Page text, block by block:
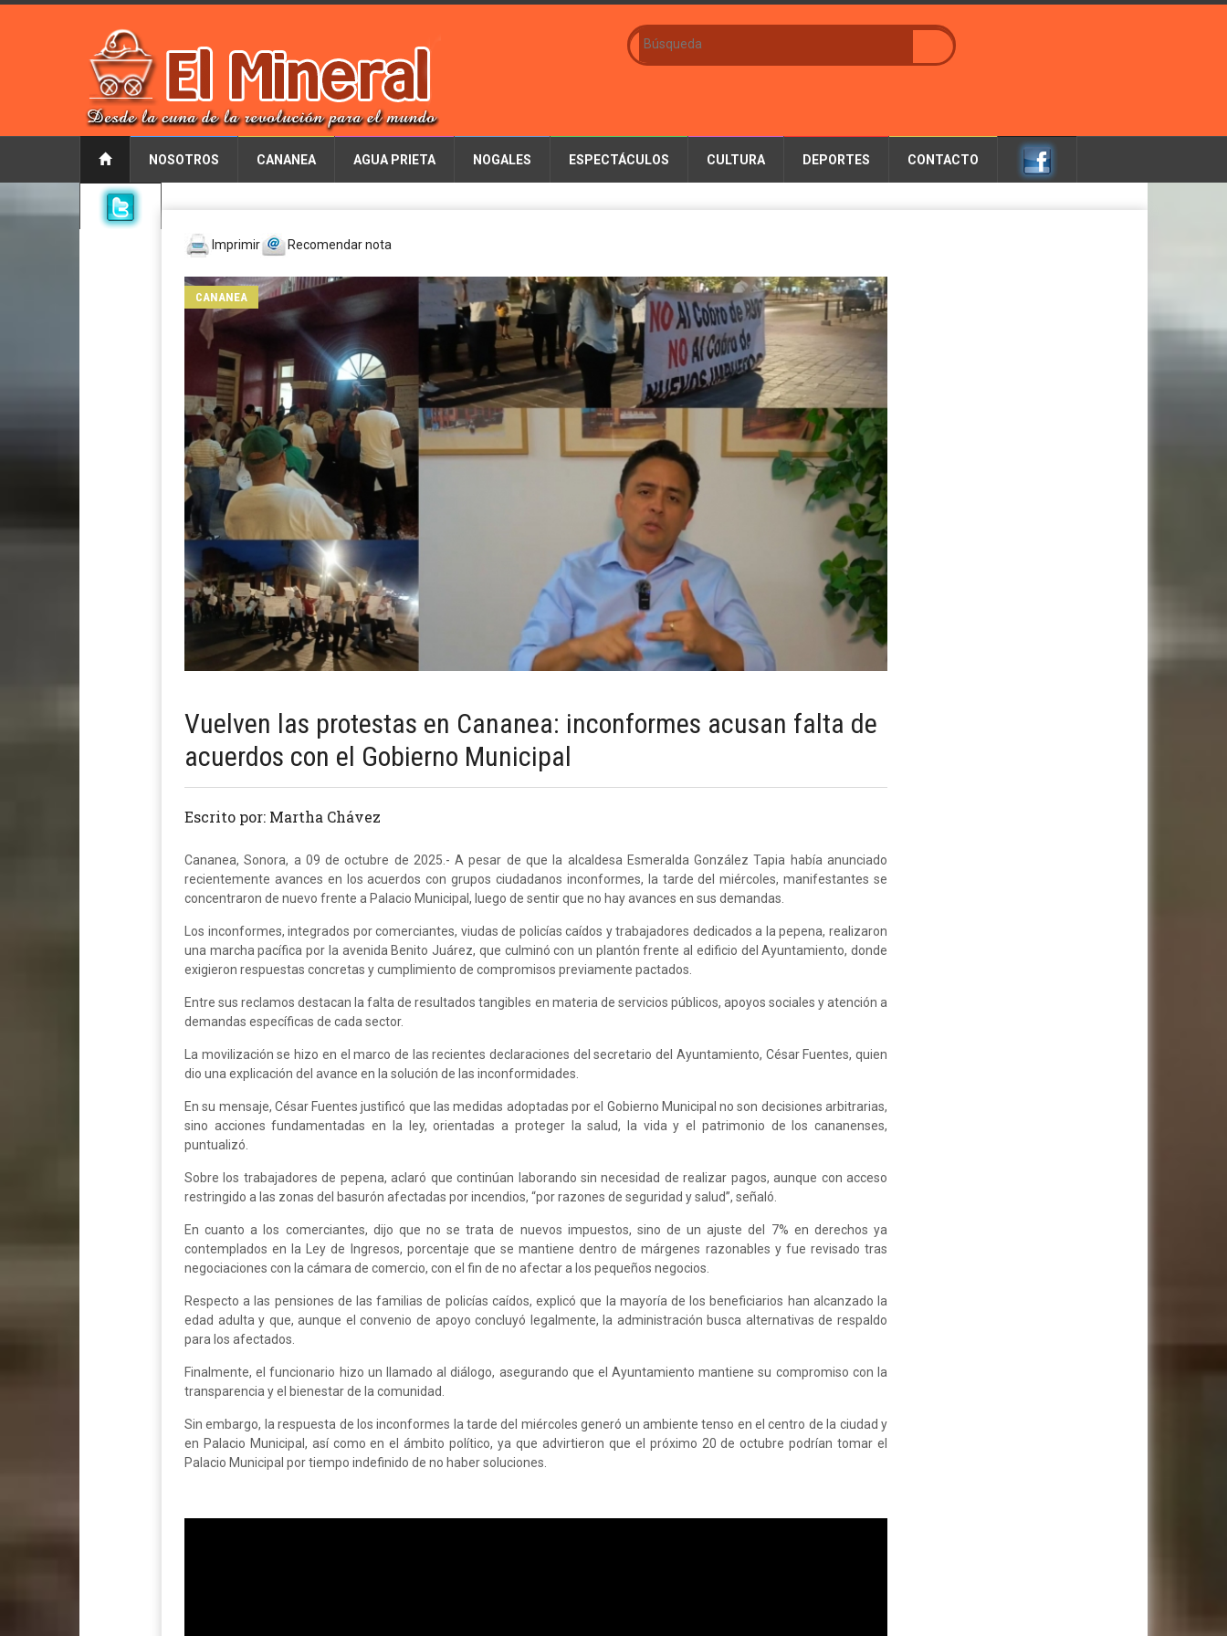
NOSOTROS CANANEA AGUA PRIETA NOGALES ESPECTÁCULOS CULTURA DEPORTES CONTACTO
Imprimir Recomendar nota
CANANEA
Vuelven las protestas en Cananea: inconformes acusan falta de
acuerdos con el Gobierno Municipal
Escrito por: Martha Chávez
Cananea, Sonora, a 09 de octubre de 2025.- A pesar de que la alcaldesa Esmeralda González Tapia había anunciado
recientemente avances en los acuerdos con grupos ciudadanos inconformes, la tarde del miércoles, manifestantes se
concentraron de nuevo frente a Palacio Municipal, luego de sentir que no hay avances en sus demandas.
Los inconformes, integrados por comerciantes, viudas de policías caídos y trabajadores dedicados a la pepena, realizaron
una marcha pacífica por la avenida Benito Juárez, que culminó con un plantón frente al edificio del Ayuntamiento, donde
exigieron respuestas concretas y cumplimiento de compromisos previamente pactados.
Entre sus reclamos destacan la falta de resultados tangibles en materia de servicios públicos, apoyos sociales y atención a
demandas específicas de cada sector.
La movilización se hizo en el marco de las recientes declaraciones del secretario del Ayuntamiento, César Fuentes, quien
dio una explicación del avance en la solución de las inconformidades.
En su mensaje, César Fuentes justificó que las medidas adoptadas por el Gobierno Municipal no son decisiones arbitrarias,
sino acciones fundamentadas en la ley, orientadas a proteger la salud, la vida y el patrimonio de los cananenses,
puntualizó.
Sobre los trabajadores de pepena, aclaró que continúan laborando sin necesidad de realizar pagos, aunque con acceso
restringido a las zonas del basurón afectadas por incendios, “por razones de seguridad y salud”, señaló.
En cuanto a los comerciantes, dijo que no se trata de nuevos impuestos, sino de un ajuste del 7% en derechos ya
contemplados en la Ley de Ingresos, porcentaje que se mantiene dentro de márgenes razonables y fue revisado tras
negociaciones con la cámara de comercio, con el fin de no afectar a los pequeños negocios.
Respecto a las pensiones de las familias de policías caídos, explicó que la mayoría de los beneficiarios han alcanzado la
edad adulta y que, aunque el convenio de apoyo concluyó legalmente, la administración busca alternativas de respaldo
para los afectados.
Finalmente, el funcionario hizo un llamado al diálogo, asegurando que el Ayuntamiento mantiene su compromiso con la
transparencia y el bienestar de la comunidad.
Sin embargo, la respuesta de los inconformes la tarde del miércoles generó un ambiente tenso en el centro de la ciudad y
en Palacio Municipal, así como en el ámbito político, ya que advirtieron que el próximo 20 de octubre podrían tomar el
Palacio Municipal por tiempo indefinido de no haber soluciones.